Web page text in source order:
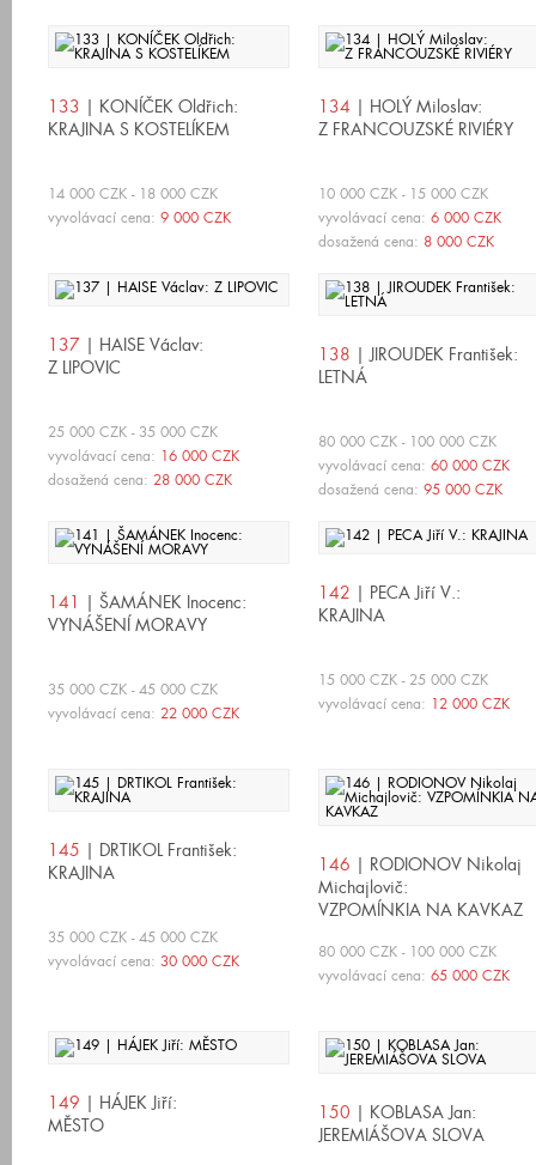
133 | KONÍČEK Oldřich:
KRAJINA S KOSTELÍKEM
14 000 CZK - 18 000 CZK
vyvolávací cena: 9 000 CZK
134 | HOLÝ Miloslav:
Z FRANCOUZSKÉ RIVIÉRY
10 000 CZK - 15 000 CZK
vyvolávací cena: 6 000 CZK
dosažená cena: 8 000 CZK
137 | HAISE Václav:
Z LIPOVIC
25 000 CZK - 35 000 CZK
vyvolávací cena: 16 000 CZK
dosažená cena: 28 000 CZK
138 | JIROUDEK František:
LETNÁ
80 000 CZK - 100 000 CZK
vyvolávací cena: 60 000 CZK
dosažená cena: 95 000 CZK
141 | ŠAMÁNEK Inocenc:
VYNÁŠENÍ MORAVY
35 000 CZK - 45 000 CZK
vyvolávací cena: 22 000 CZK
142 | PECA Jiří V.:
KRAJINA
15 000 CZK - 25 000 CZK
vyvolávací cena: 12 000 CZK
145 | DRTIKOL František:
KRAJINA
35 000 CZK - 45 000 CZK
vyvolávací cena: 30 000 CZK
146 | RODIONOV Nikolaj
Michajlovič:
VZPOMÍNKIA NA KAVKAZ
80 000 CZK - 100 000 CZK
vyvolávací cena: 65 000 CZK
149 | HÁJEK Jiří:
MĚSTO
150 | KOBLASA Jan:
JEREMIÁŠOVA SLOVA